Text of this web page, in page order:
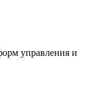
управления и